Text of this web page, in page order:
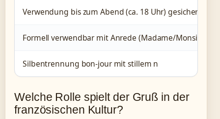
Verwendung bis zum Abend (ca. 18 Uhr) gesichert
Formell verwendbar mit Anrede (Madame/Monsieur)
Silbentrennung bon-jour mit stillem n
Welche Rolle spielt der Gruß in der
französischen Kultur?